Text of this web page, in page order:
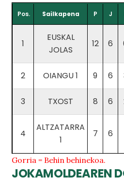
Pos. Sailkapena P J
1
EUSKAL
JOLAS
12 6
2 OIANGU 1 9 6
3 TXOST 8 6
4
ALTZATARRA
1
7 6
Gorria = Behin behinekoa.
JOKAMOLDEAREN